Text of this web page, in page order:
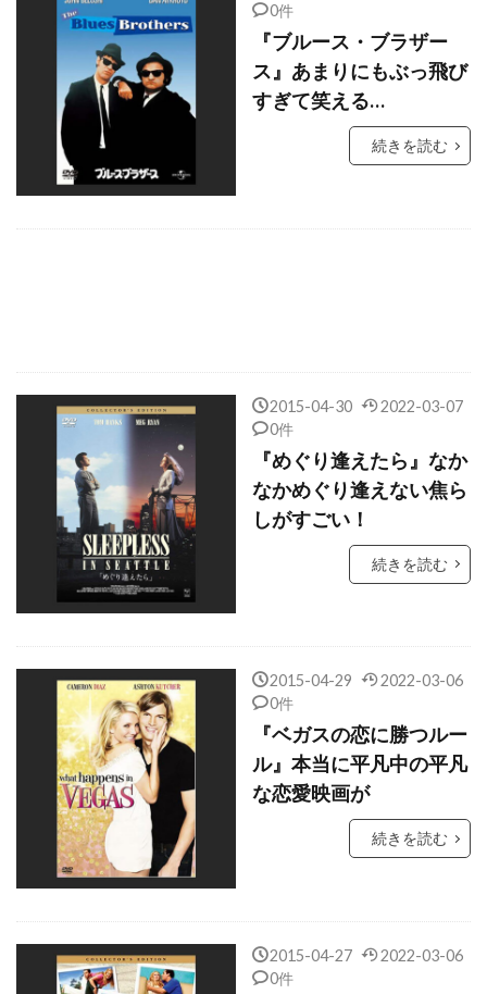
クリスチャン・ハワード
クリスチャン・ベール
クリスティアン・アメリ
クリスティナ・カールヴィンド
クリスティン・スコット・トーマス
クリストファー・B・ランドン
クリストファー・ウォーケン
クリストファー・エクルストン
クリストファー・カーリー
クリストファー・ケネディー・ローフォード
クリストファー・セロン
クリストファー・テレフセン
クリストファー・ニコラス・スミス
クリストファー・ノーラン
クリストファー・バート
クリストファー・マイヤー
クリストファー・マッカリー
クリストファー・ミンツ＝プラッセ
クリストファー・ヤング
クリストファー・ロイド
クリストファー・ワイン
クリストフ・ベック
0件
『ブルース・ブラザー
ス』あまりにもぶっ飛び
すぎて笑える…
続きを読む
2015-04-30
2022-03-07
0件
『めぐり逢えたら』なか
なかめぐり逢えない焦ら
しがすごい！
続きを読む
2015-04-29
2022-03-06
0件
『ベガスの恋に勝つルー
ル』本当に平凡中の平凡
な恋愛映画が
続きを読む
2015-04-27
2022-03-06
0件